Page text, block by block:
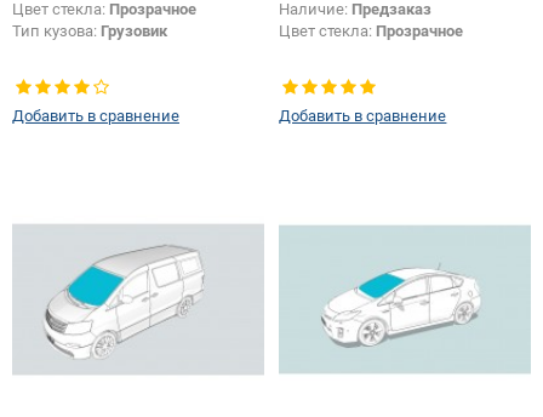
Цвет стекла: Прозрачное
Тип кузова: Грузовик
Добавить в сравнение
Наличие: Предзаказ
Цвет стекла: Прозрачное
Добавить в сравнение